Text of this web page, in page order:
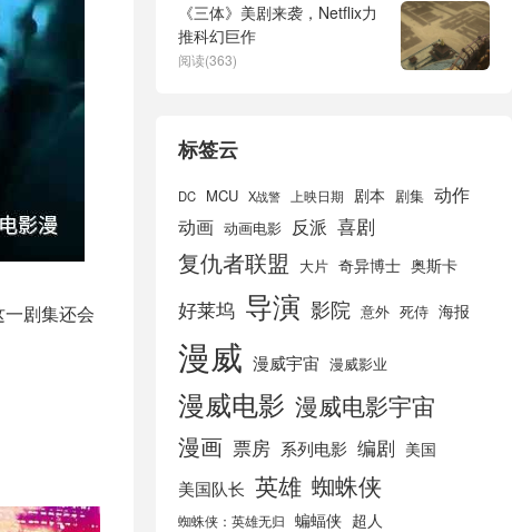
剧集还会
《三体》美剧来袭，Netflix力
推科幻巨作
阅读(363)
标签云
DC MCU X战警 上映日期 剧本 剧集 动作
动画 动画电影 反派 喜剧
复仇者联盟 大片 奇异博士 奥斯卡
好莱坞 导演 影院 意外 死侍 海报
漫威 漫威宇宙 漫威影业
漫威电影 漫威电影宇宙
漫画 票房 系列电影 编剧 美国
美国队长 英雄 蜘蛛侠
蜘蛛侠：英雄无归 蝙蝠侠 超人